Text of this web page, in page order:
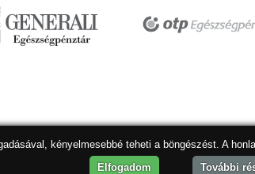
kényelmesebbé teheti a böngészést. A
Elfogadom
További